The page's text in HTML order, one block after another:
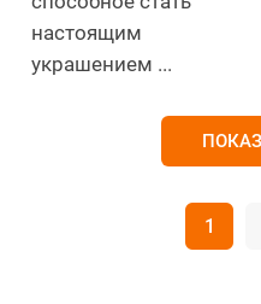
настоящим
украшением ...
1